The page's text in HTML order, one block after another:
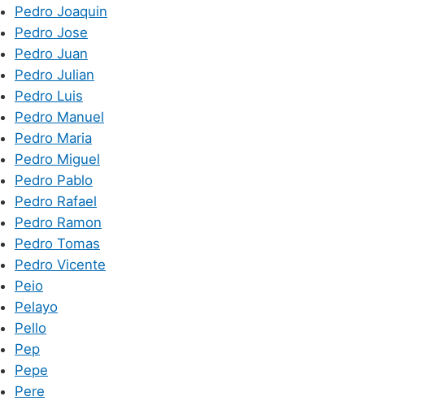
Pedro Joaquin
Pedro Jose
Pedro Juan
Pedro Julian
Pedro Luis
Pedro Manuel
Pedro Maria
Pedro Miguel
Pedro Pablo
Pedro Rafael
Pedro Ramon
Pedro Tomas
Pedro Vicente
Peio
Pelayo
Pello
Pep
Pepe
Pere